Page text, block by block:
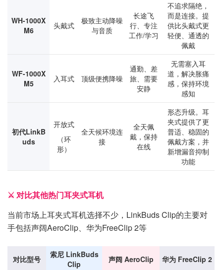
WH-1000X
M6
头戴式
极致主动降噪
与音质
长途飞
行、专注
工作/学习
不追求隔绝，
而是连接。提
供比头戴式更
轻便、通透的
佩戴
WF-1000X
M5
入耳式 顶级便携降噪
通勤、差
旅、需要
安静
无需塞入耳
道，解决胀痛
感，保持环境
感知
初代LinkB
uds
开放式
（环
形）
全天候环境连
接
全天佩
戴，保持
在线
形态升级。耳
夹式提供了更
普适、稳固的
佩戴方案，并
新增漏音抑制
功能
⚔️ 对比其他热门耳夹式耳机
当前市场上耳夹式耳机选择不少，LinkBuds Clip的主要对
手包括声阔AeroClip、华为FreeClip 2等
对比型号
索尼 LinkBuds
Clip
声阔 AeroClip 华为 FreeClip 2